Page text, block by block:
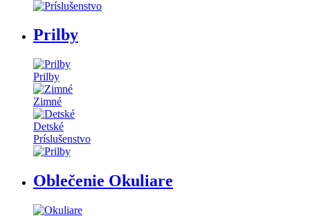
Prilby
Prilby
Zimné
Detské
Príslušenstvo
Oblečenie Okuliare